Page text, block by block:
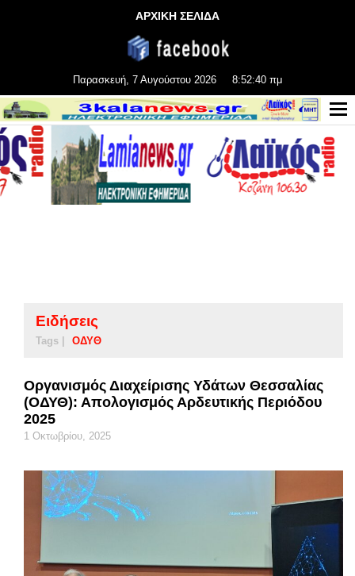
ΑΡΧΙΚΗ ΣΕΛΙΔΑ
Παρασκευή, 7 Αυγούστου 2026 8:52:41 πμ
Ειδήσεις
Tags | ΟΔΥΘ
Οργανισμός Διαχείρισης Υδάτων Θεσσαλίας
(ΟΔΥΘ): Απολογισμός Αρδευτικής Περιόδου
2025
1 Οκτωβρίου, 2025